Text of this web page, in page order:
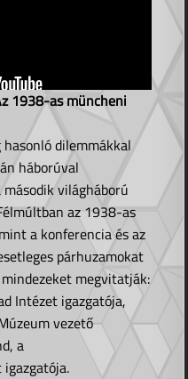
1938-as müncheni
dilemmákkal
háborúval
világháború
az 1938-as
a konferencia és az
párhuzamokat
megvitatják:
Intézet igazgatója,
vezető
a